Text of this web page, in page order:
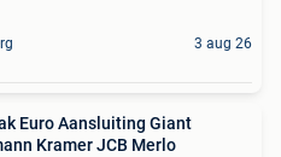
3 aug 26
Giant
Kramer JCB Merlo